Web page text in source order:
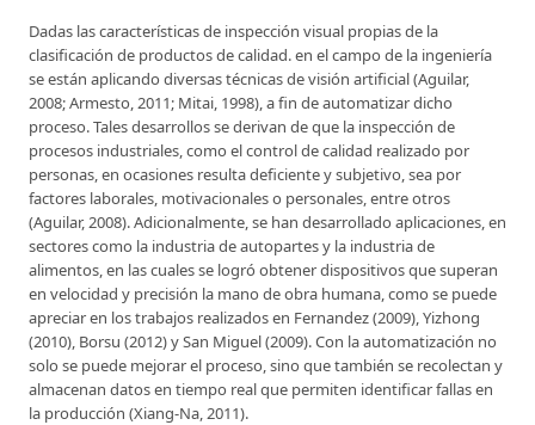
Dadas las características de inspección visual propias de la
clasificación de productos de calidad. en el campo de la ingeniería
se están aplicando diversas técnicas de visión artificial (Aguilar,
2008; Armesto, 2011; Mitai, 1998), a fin de automatizar dicho
proceso. Tales desarrollos se derivan de que la inspección de
procesos industriales, como el control de calidad realizado por
personas, en ocasiones resulta deficiente y subjetivo, sea por
factores laborales, motivacionales o personales, entre otros
(Aguilar, 2008). Adicionalmente, se han desarrollado aplicaciones, en
sectores como la industria de autopartes y la industria de
alimentos, en las cuales se logró obtener dispositivos que superan
en velocidad y precisión la mano de obra humana, como se puede
apreciar en los trabajos realizados en Fernandez (2009), Yizhong
(2010), Borsu (2012) y San Miguel (2009). Con la automatización no
solo se puede mejorar el proceso, sino que también se recolectan y
almacenan datos en tiempo real que permiten identificar fallas en
la producción (Xiang-Na, 2011).